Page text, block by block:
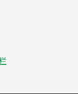
色社会主义思想武装